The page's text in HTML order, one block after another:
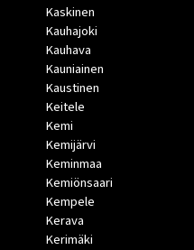
Kaskinen
Kauhajoki
Kauhava
Kauniainen
Kaustinen
Keitele
Kemi
Kemijärvi
Keminmaa
Kemiönsaari
Kempele
Kerava
Kerimäki